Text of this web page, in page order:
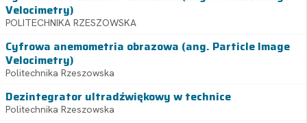
Velocimetry)
POLITECHNIKA RZESZOWSKA
Cyfrowa anemometria obrazowa (ang. Particle Image
Velocimetry)
Politechnika Rzeszowska
Dezintegrator ultradźwiękowy w technice
Politechnika Rzeszowska